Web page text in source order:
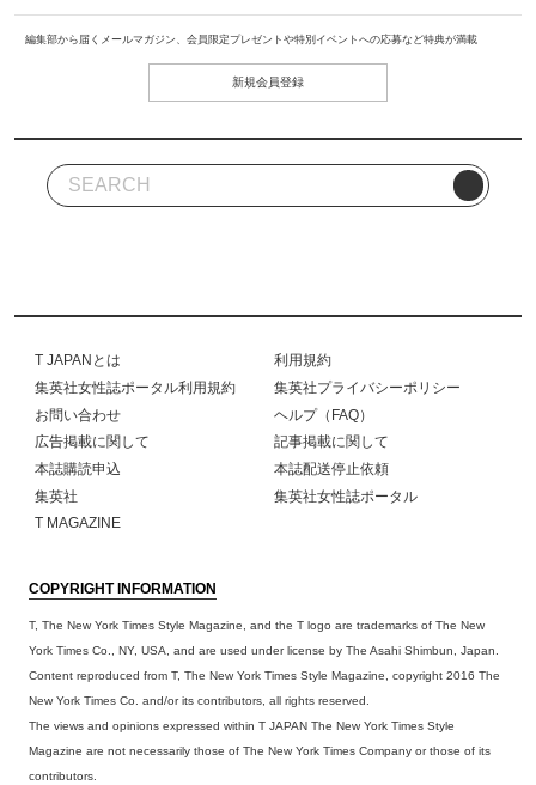
編集部から届くメールマガジン、会員限定プレゼントや特別イベントへの応募など特典が満載
新規会員登録
T JAPANとは
利用規約
集英社女性誌ポータル利用規約
集英社プライバシーポリシー
お問い合わせ
ヘルプ（FAQ）
広告掲載に関して
記事掲載に関して
本誌購読申込
本誌配送停止依頼
集英社
集英社女性誌ポータル
T MAGAZINE
COPYRIGHT INFORMATION
T, The New York Times Style Magazine, and the T logo are trademarks of The New
York Times Co., NY, USA, and are used under license by The Asahi Shimbun, Japan.
Content reproduced from T, The New York Times Style Magazine, copyright 2016 The
New York Times Co. and/or its contributors, all rights reserved.
The views and opinions expressed within T JAPAN The New York Times Style
Magazine are not necessarily those of The New York Times Company or those of its
contributors.